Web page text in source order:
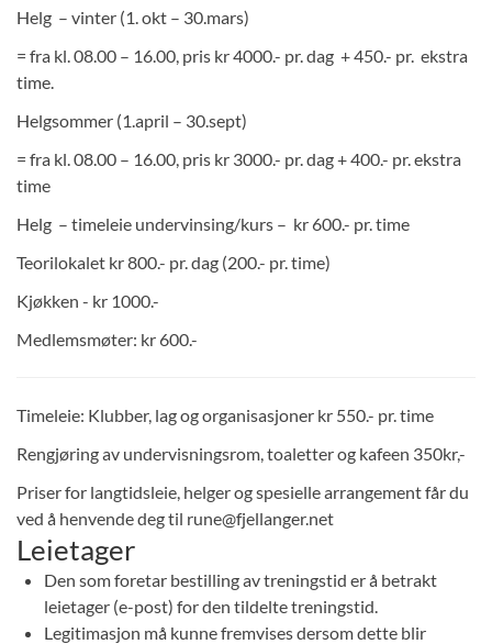
FELLESTRENINGER I RALLYLYDIGHET
FJELLANGERHALLEN
BOOKING
Helg – vinter (1. okt – 30.mars)
= fra kl. 08.00 – 16.00, pris kr 4000.- pr. dag + 450.- pr. ekstra
time.
Helgsommer (1.april – 30.sept)
= fra kl. 08.00 – 16.00, pris kr 3000.- pr. dag + 400.- pr. ekstra
time
Helg – timeleie undervinsing/kurs – kr 600.- pr. time
Teorilokalet kr 800.- pr. dag (200.- pr. time)
Kjøkken - kr 1000.-
Medlemsmøter: kr 600.-
Timeleie: Klubber, lag og organisasjoner kr 550.- pr. time
Rengjøring av undervisningsrom, toaletter og kafeen 350kr,-
Priser for langtidsleie, helger og spesielle arrangement får du
ved å henvende deg til rune@fjellanger.net
Leietager
Den som foretar bestilling av treningstid er å betrakt
leietager (e-post) for den tildelte treningstid.
Legitimasjon må kunne fremvises dersom dette blir